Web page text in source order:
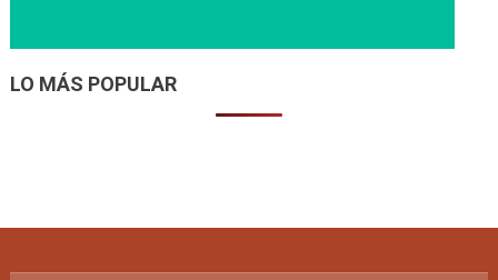
LO MÁS POPULAR